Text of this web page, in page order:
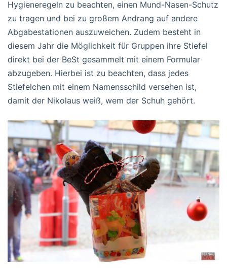
Hygieneregeln zu beachten, einen Mund-Nasen-Schutz
zu tragen und bei zu großem Andrang auf andere
Abgabestationen auszuweichen. Zudem besteht in
diesem Jahr die Möglichkeit für Gruppen ihre Stiefel
direkt bei der BeSt gesammelt mit einem Formular
abzugeben. Hierbei ist zu beachten, dass jedes
Stiefelchen mit einem Namensschild versehen ist,
damit der Nikolaus weiß, wem der Schuh gehört.